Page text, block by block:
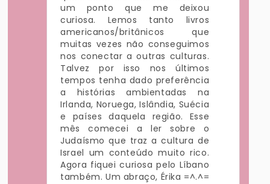
um ponto que me deixou
curiosa. Lemos tanto livros
americanos/britânicos que
muitas vezes não conseguimos
nos conectar a outras culturas.
Talvez por isso nos últimos
tempos tenha dado preferência
a histórias ambientadas na
Irlanda, Noruega, Islândia, Suécia
e países daquela região. Esse
mês comecei a ler sobre o
Judaísmo que traz a cultura de
Israel um conteúdo muito rico.
Agora fiquei curiosa pelo Líbano
também. Um abraço, Érika =^.^=